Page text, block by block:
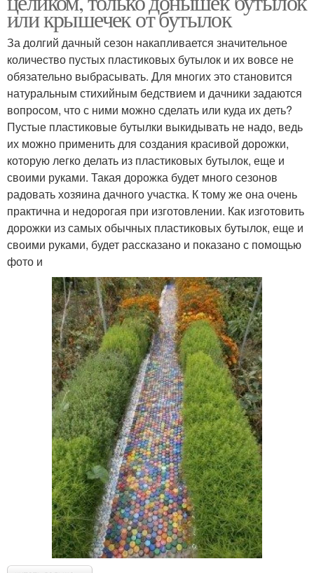
или крышечек от бутылок
За долгий дачный сезон накапливается значительное
количество пустых пластиковых бутылок и их вовсе не
обязательно выбрасывать. Для многих это становится
натуральным стихийным бедствием и дачники задаются
вопросом, что с ними можно сделать или куда их деть?
Пустые пластиковые бутылки выкидывать не надо, ведь
их можно применить для создания красивой дорожки,
которую легко делать из пластиковых бутылок, еще и
своими руками. Такая дорожка будет много сезонов
радовать хозяина дачного участка. К тому же она очень
практична и недорогая при изготовлении. Как изготовить
дорожки из самых обычных пластиковых бутылок, еще и
своими руками, будет рассказано и показано с помощью
фото и